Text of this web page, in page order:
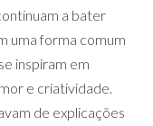
a bater
uma forma comum
inspiram em
e criatividade.
de explicações